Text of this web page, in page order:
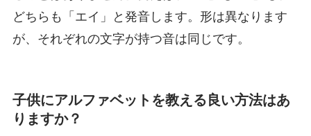
どちらも「エイ」と発音します。形は異なります
が、それぞれの文字が持つ音は同じです。
子供にアルファベットを教える良い方法はあ
りますか？